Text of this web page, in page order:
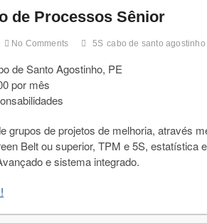
de Processos Sênior
No Comments 5S cabo de santo agostinho
de Santo Agostinho, PE
por mês
grupos de projetos de melhoria, através
Belt ou superior, TPM e 5S, estatística
e sistema integrado.